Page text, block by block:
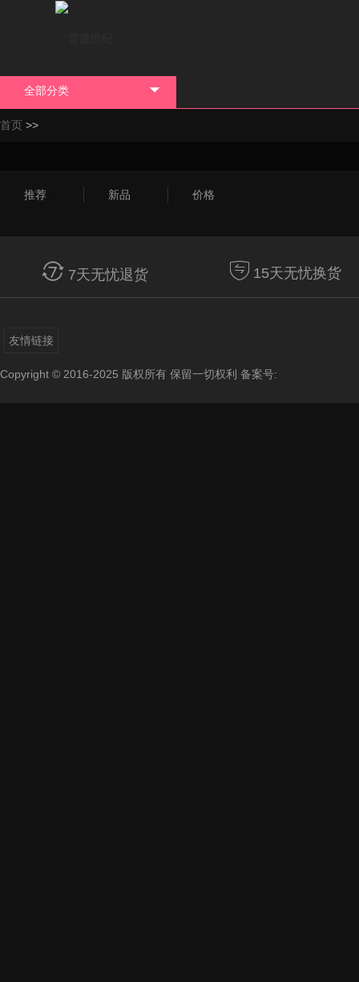
全部分类 
首页 >>
推荐 新品 价格
 7天无忧退货 15天无忧换货
友情链接
Copyright © 2016-2025 版权所有 保留一切权利 备案号: